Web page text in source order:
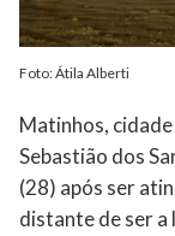
Foto: Átila Alberti
Matinhos,
Sebastião dos
(28) após ser
distante de ser a